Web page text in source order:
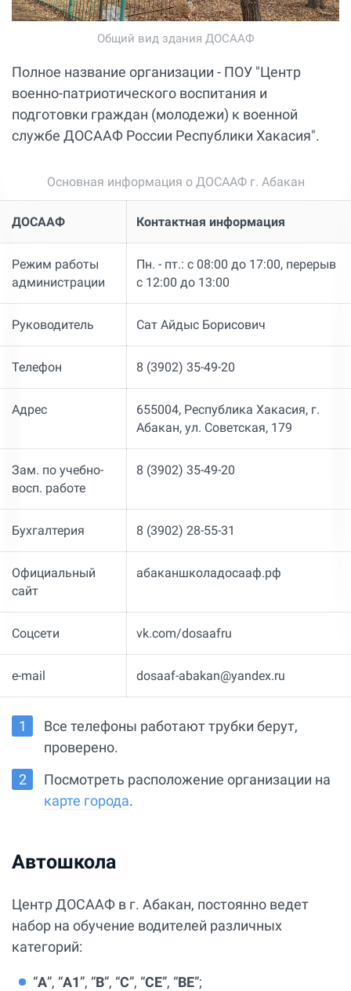
Общий вид здания ДОСААФ
Полное название организации - ПОУ "Центр
военно-патриотического воспитания и
подготовки граждан (молодежи) к военной
службе ДОСААФ России Республики Хакасия".
Основная информация о ДОСААФ г. Абакан
ДОСААФ Контактная информация
Режим работы
администрации
Пн. - пт.: с 08:00 до 17:00, перерыв
с 12:00 до 13:00
Руководитель Сат Айдыс Борисович
Телефон 8 (3902) 35-49-20
Адрес
655004, Республика Хакасия, г.
Абакан, ул. Советская, 179
Зам. по учебно-
восп. работе
8 (3902) 35-49-20
Бухгалтерия 8 (3902) 28-55-31
Официальный
сайт
абаканшколадосааф.рф
Соцсети vk.com/dosaafru
e-mail dosaaf-abakan@yandex.ru
Все телефоны работают трубки берут,
проверено.
Посмотреть расположение организации на
карте города.
Автошкола
Центр ДОСААФ в г. Абакан, постоянно ведет
набор на обучение водителей различных
категорий:
“А”, “А1”, “В”, “С”, “СЕ”, “ВЕ”;